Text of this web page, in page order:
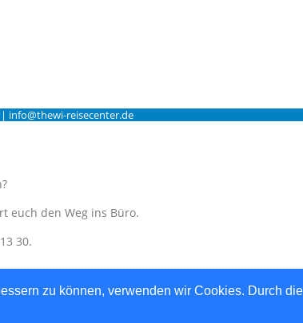
zu können, verwenden wir Cookies. Durch
info@thewi-reisecenter.de
euch den Weg ins Büro.
30.